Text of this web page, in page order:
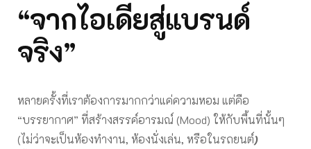
“จากไอเดียสู่แบรนด์
จริง”
หลายครั้งที่เราต้องการมากกว่าแค่ความหอม แต่คือ
“บรรยากาศ” ที่สร้างสรรค์อารมณ์ (Mood) ให้กับพื้นที่นั้นๆ
(ไม่ว่าจะเป็นห้องทำงาน, ห้องนั่งเล่น, หรือในรถยนต์)